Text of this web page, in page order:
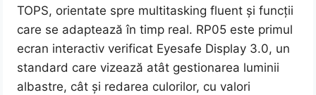
TOPS, orientate spre multitasking fluent și funcții
care se adaptează în timp real. RP05 este primul
ecran interactiv verificat Eyesafe Display 3.0, un
standard care vizează atât gestionarea luminii
albastre, cât și redarea culorilor, cu valori